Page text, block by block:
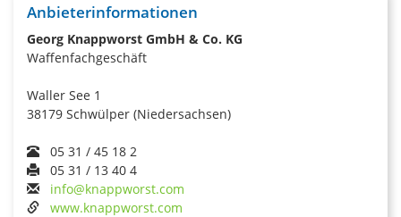
Anbieterinformationen
Georg Knappworst GmbH & Co. KG
Waffenfachgeschäft
Waller See 1
38179 Schwülper (Niedersachsen)
05 31 / 45 18 2
05 31 / 13 40 4
info@knappworst.com
www.knappworst.com